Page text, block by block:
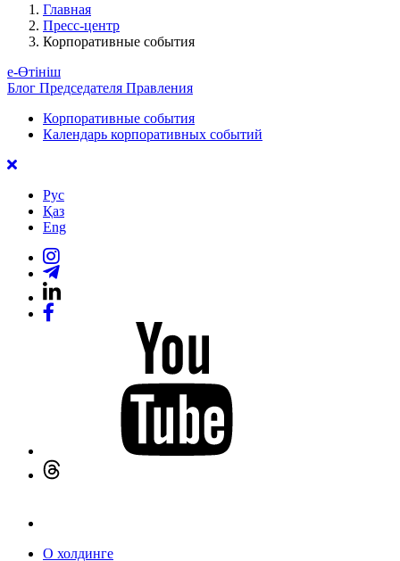
Главная
Пресс-центр
Корпоративные события
е-Өтініш
Блог Председателя Правления
Корпоративные события
Календарь корпоративных событий
Рус
Қаз
Eng
О холдинге